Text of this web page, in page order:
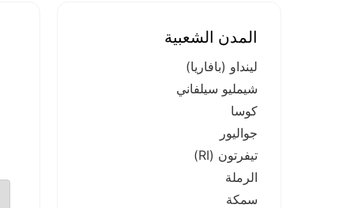
المدن الشعبية
لينداو (بافاريا)
شيمليو سيلفاني
كوسا
جواليور
تيفرتون (RI)
الرملة
سمكة